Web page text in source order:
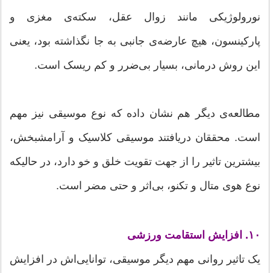
نورولوژیکی مانند زوال عقل، سکته‌ی مغزی و
پارکینسون، هیچ عارضه‌ی جانبی به جا نگذاشته بود، یعنی
این روش درمانی، بسیار بی‌ضرر و کم ریسک است.
مطالعه‌ی دیگر هم نشان داده که نوع موسیقی نیز مهم
است. محققان دریافتند موسیقی کلاسیک و آرامشبخش،
بیشترین تاثیر را از جهت تقویت خلق و خو دارد، در حالیکه
نوع هوی متال و تکنو، بی‌اثر و حتی مضر است.
۱۰. افزایش استقامت ورزشی
یک تاثیر روانی مهم دیگر موسیقی، توانایی‌اش در افزایش